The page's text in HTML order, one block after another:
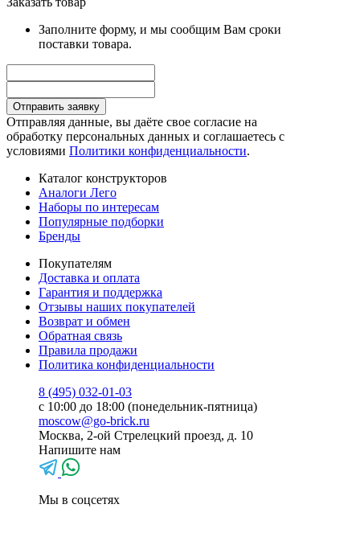
Заполните форму, и мы сообщим Вам сроки
поставки товара.
Отправить заявку
Отправляя данные, вы даёте свое согласие на
обработку персональных данных и соглашаетесь с
условиями Политики конфиденциальности.
Каталог конструкторов
Аналоги Лего
Наборы по интересам
Популярные подборки
Бренды
Покупателям
Доставка и оплата
Гарантия и поддержка
Отзывы наших покупателей
Возврат и обмен
Обратная связь
Правила продажи
Политика конфиденциальности
8 (495) 032-01-03
с 10:00 до 18:00 (понедельник-пятница)
moscow@go-brick.ru
Москва, 2-ой Стрелецкий проезд, д. 10
Напишите нам
Мы в соцсетях